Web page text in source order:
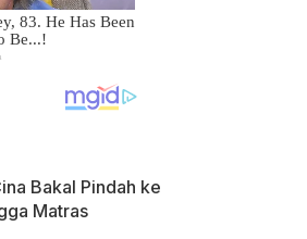
Bakal Pindah ke
Matras